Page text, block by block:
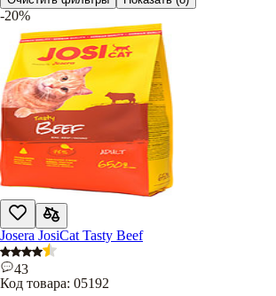
-20%
Josera JosiCat Tasty Beef
43
Код товара: 05192